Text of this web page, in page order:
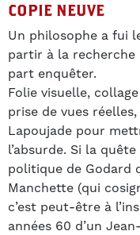
COPIE NEUVE
Un philosophe a fui
partir à la recherche
part enquêter.
Folie visuelle,
prise de vues
Lapoujade pour
l’absurde. Si la
politique de Godard
Manchette (qui
c’est peut-être à
années 60 d’un